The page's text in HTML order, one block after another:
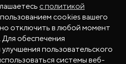
с политикой
cookies вашего
отключить в любой момент
Для обеспечения
пользовательского
системы веб-